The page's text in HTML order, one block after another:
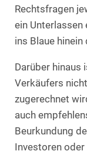
Rechtsfragen
ein Unterlassen
ins Blaue hinein
Darüber hinaus
Verkäufers
zugerechnet
auch
Beurkundung
Investoren